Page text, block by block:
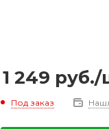
1 249 руб./
Под заказ